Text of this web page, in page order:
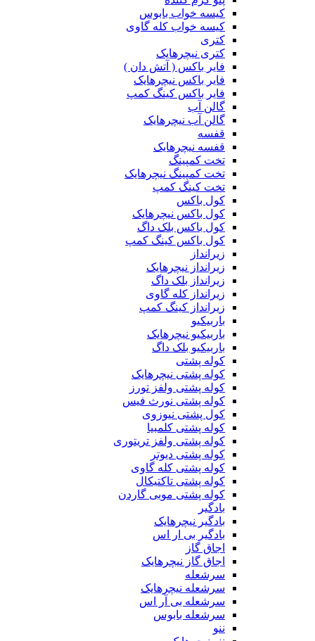
کیسه خواب بابوس
کیسه خواب کله گاوی
کتری
کتری نیچرهایک
فایر باکس ( آتش دان )
فایر باکس نیچرهایک
فایر باکس کینگ کمپ
گالن آب
گالن آب نیچرهایک
قفسه
قفسه نیچرهایک
تخت کمپینگ
تخت کمپینگ نیچرهایک
تخت کینگ کمپ
کول باکس
کول باکس نیچرهایک
کول باکس بلک داگ
کول باکس کینگ کمپ
زیرانداز
زیرانداز نیچرهایک
زیرانداز بلک داگ
زیرانداز کله گاوی
زیرانداز کینگ کمپ
باربیکیو
باربیکیو نیچرهایک
باربیکیو بلک داگ
کوله پشتی
کوله پشتی نیچرهایک
کوله پشتی ولفز تورز
کوله پشتی نورث فیس
کول پشتی نیوزوی
کوله پشتی کلمبیا
کوله پشتی ولفز تریتوری
کوله پشتی دیوتر
کوله پشتی کله گاوی
کوله پشتی تاکتیکال
کوله پشتی موبی گاردن
بادگیر
بادگیر نیچرهایک
بادگیر بی ار اس
اجاق گاز
اجاق گاز نیچرهایک
سرشعله
سرشعله نیچرهایک
سرشعله بی آر اس
سرشعله بابوس
ننو